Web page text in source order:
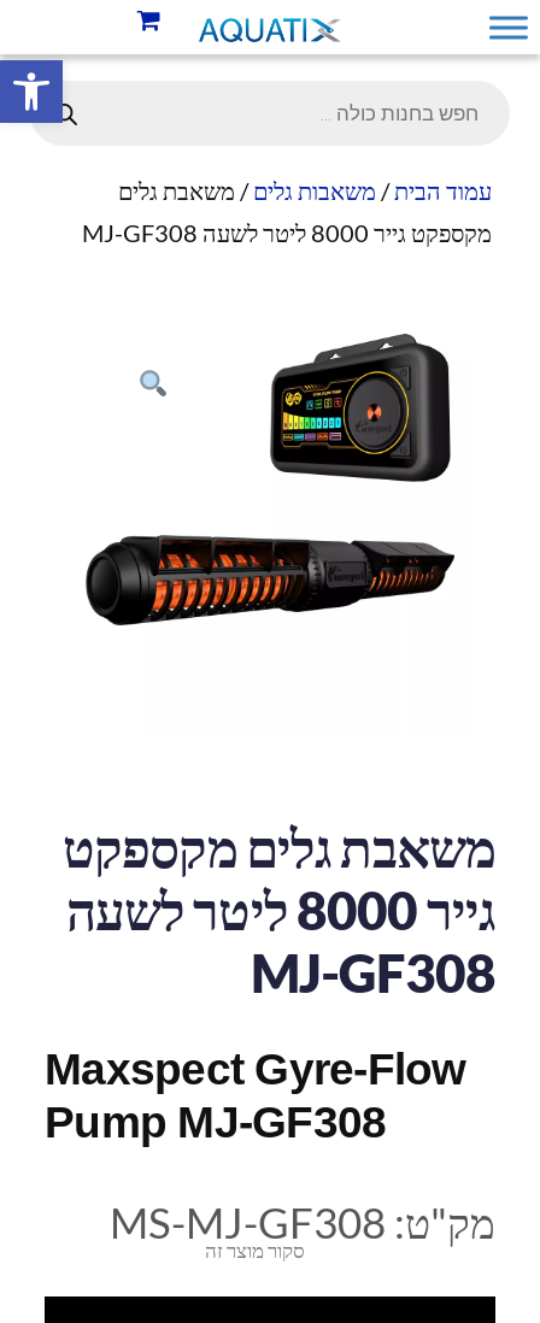
פתח
עמוד הבית/ משאבות גלים/ משאבת גלים
מקספקט גייר 8000 ליטר לשעה MJ-GF308
משאבת גלים מקספקט
גייר 8000 ליטר לשעה
MJ-GF308
Maxspect Gyre-Flow
Pump MJ-GF308
סקור מוצר זה
מק"ט: MS-MJ-GF308